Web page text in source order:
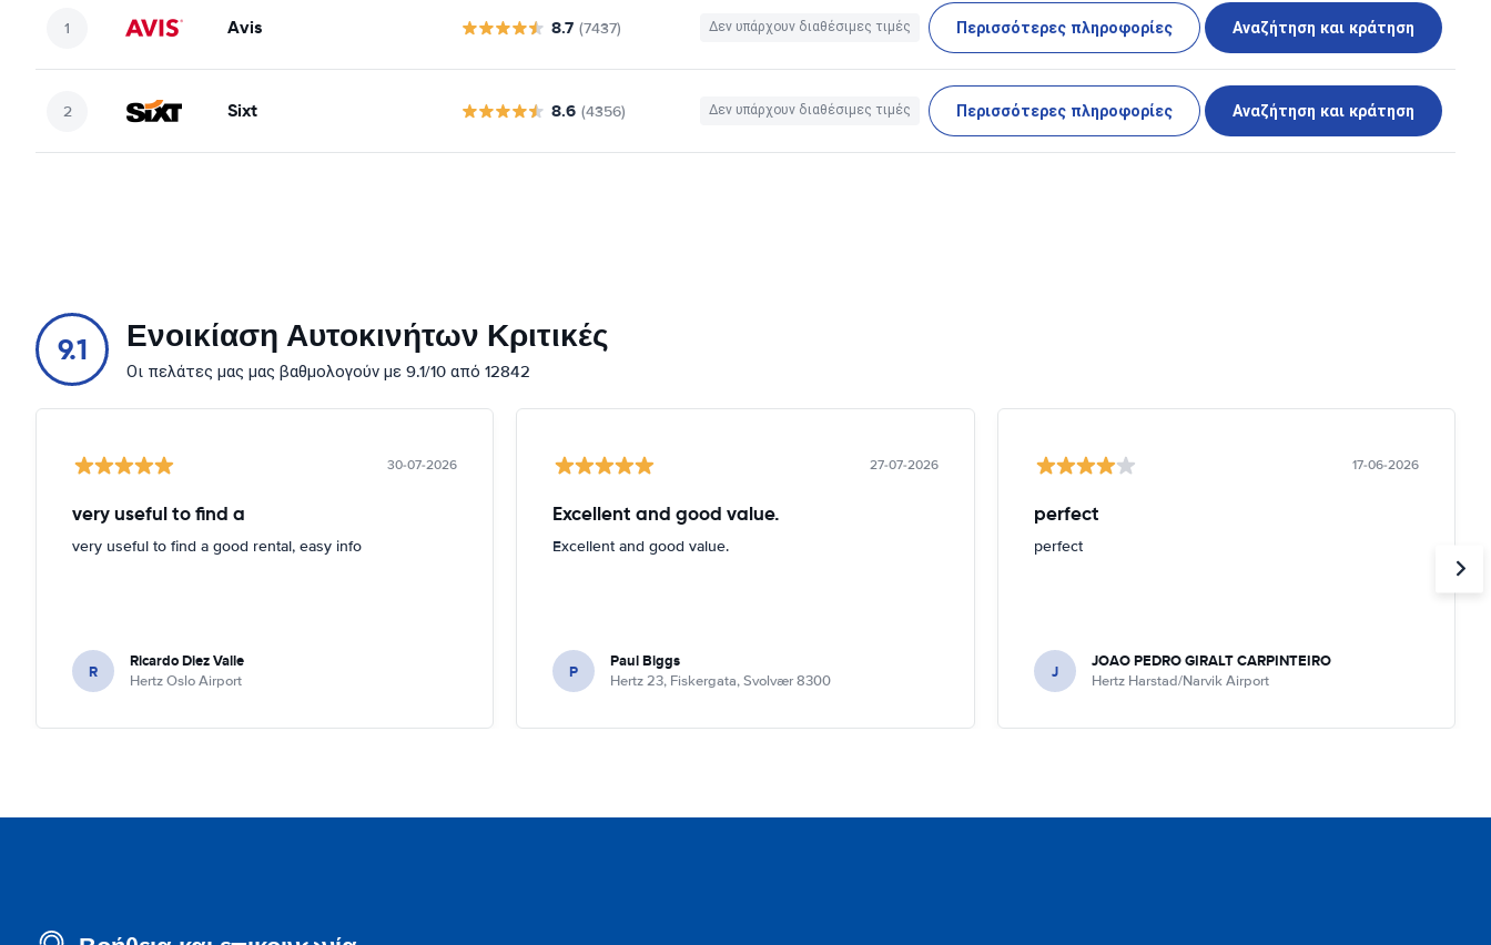
Avis 8.7 (7437) Δεν υπάρχουν διαθέσιμες τιμές Περισσότερες πληροφορίες Αναζήτηση και κράτηση
Sixt 8.6 (4356) Δεν υπάρχουν διαθέσιμες τιμές Περισσότερες πληροφορίες Αναζήτηση και κράτηση
9.1 Ενοικίαση Αυτοκινήτων Κριτικές
Οι πελάτες μας μας βαθμολογούν με 9.1/10 από 12842
30-07-2026
very useful to find a
very useful to find a good rental, easy info
R Ricardo Diez Valle
Hertz Oslo Airport
27-07-2026
Excellent and good value.
Excellent and good value.
P Paul Biggs
Hertz 23, Fiskergata, Svolvær 8300
17-06-2026
perfect
perfect
J JOAO PEDRO GIRALT CARPINTEIRO
Hertz Harstad/Narvik Airport